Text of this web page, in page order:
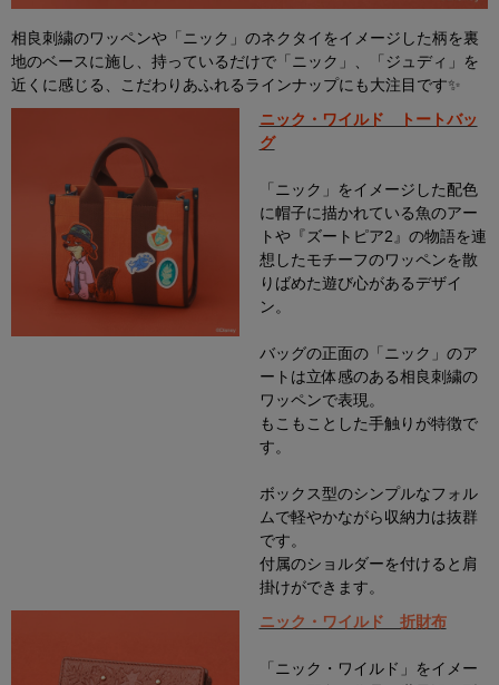
相良刺繍のワッペンや「ニック」のネクタイをイメージした柄を裏
地のベースに施し、持っているだけで「ニック」、「ジュディ」を
近くに感じる、こだわりあふれるラインナップにも大注目です✨
ニック・ワイルド トートバッ
グ
「ニック」をイメージした配色
に帽子に描かれている魚のアー
トや『ズートピア2』の物語を連
想したモチーフのワッペンを散
りばめた遊び心があるデザイ
ン。
バッグの正面の「ニック」のア
ートは立体感のある相良刺繍の
ワッペンで表現。
もこもことした手触りが特徴で
す。
ボックス型のシンプルなフォル
ムで軽やかながら収納力は抜群
です。
付属のショルダーを付けると肩
掛けができます。
ニック・ワイルド 折財布
「ニック・ワイルド」をイメー